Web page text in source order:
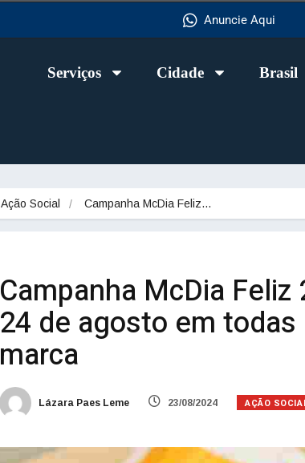
Anuncie Aqui
Serviços Cidade Brasil
Ação Social Campanha McDia Feliz…
Campanha McDia
24 de agosto em
marca
Lázara Paes Leme 23/08/2024 AÇÃO